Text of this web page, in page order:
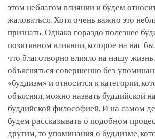
этом неблагом влиянии и будем
жаловаться. Хотя очень важно это
признать. Однако гораздо полезнее
позитивном влиянии, которое на нас
что благотворно влияло на нашу
объясняться совершенно без
«буддизм» и относится к категории,
объяснял, можно назвать буддийской
буддийской философией. И на самом
будем рассказывать о подобном
другим, то упоминания о буддизме,